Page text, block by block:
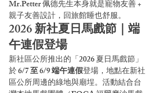
Mr.Petter 佩德先生本身就是寵物友善 +
親子友善設計，回旅館睡也舒服。
2026 新社夏日馬戲節｜端
午連假登場
新社區公所推出的「2026 夏日馬戲節」
於 6/7 至 6/9 端午連假登場，地點在新社
區公所周邊的綠地與廟埕。活動結合台